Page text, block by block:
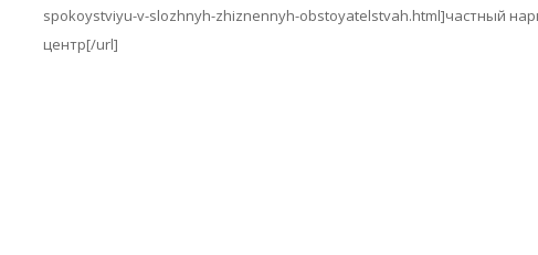
spokoystviyu-v-slozhnyh-zhiznennyh-obstoyatelstvah.html]частный
центр[/url]